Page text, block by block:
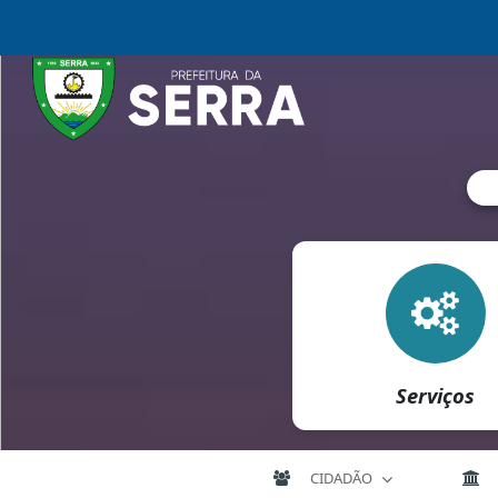
Serviços
CIDADÃO